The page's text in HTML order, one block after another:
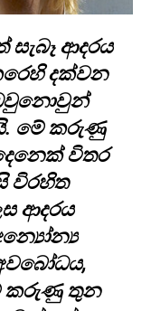
ආදරය
දක්වන
මේ කරුණු
විතර
විරහිත
ආදරය
කරුණු තුන